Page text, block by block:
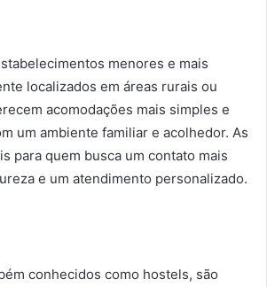
menores e mais
localizados em áreas rurais ou
acomodações mais simples e
um ambiente familiar e acolhedor. As
para quem busca um contato mais
e um atendimento personalizado.
conhecidos como hostels, são